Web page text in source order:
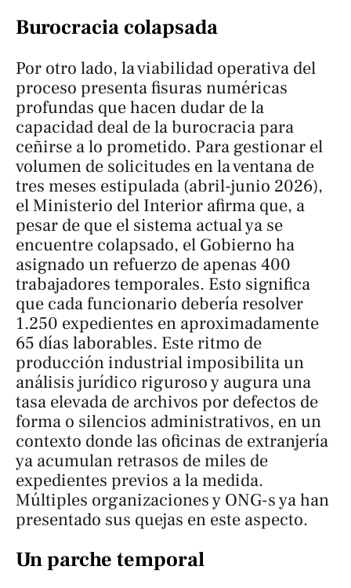
Burocracia colapsada
Por otro lado, la viabilidad operativa del
proceso presenta fisuras numéricas
profundas que hacen dudar de la
capacidad deal de la burocracia para
ceñirse a lo prometido. Para gestionar el
volumen de solicitudes en la ventana de
tres meses estipulada (abril-junio 2026),
el Ministerio del Interior afirma que, a
pesar de que el sistema actual ya se
encuentre colapsado, el Gobierno ha
asignado un refuerzo de apenas 400
trabajadores temporales. Esto significa
que cada funcionario debería resolver
1.250 expedientes en aproximadamente
65 días laborables. Este ritmo de
producción industrial imposibilita un
análisis jurídico riguroso y augura una
tasa elevada de archivos por defectos de
forma o silencios administrativos, en un
contexto donde las oficinas de extranjería
ya acumulan retrasos de miles de
expedientes previos a la medida.
Múltiples organizaciones y ONG-s ya han
presentado sus quejas en este aspecto.
Un parche temporal